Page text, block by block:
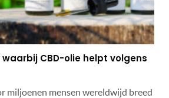
CBD-olie helpt volgens
miljoenen mensen wereldwijd breed